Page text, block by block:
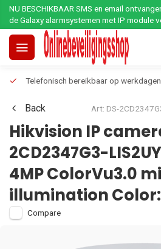
NU BESCHIKBAAR SMS en email
de Galaxy alarmsystemen met IP module
Telefonisch bereikbaar op
Back Art: DS-
Hikvision IP
2CD2347G3-
4MP ColorVu3.0
illumination Color:
Compare